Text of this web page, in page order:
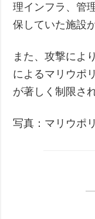
理インフラ、管
保していた施設
また、攻撃によ
によるマリウポ
が著しく制限さ
写真：マリウポ